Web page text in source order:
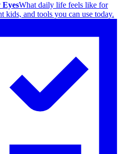
What daily life feels like for
kids, and tools you can use today.